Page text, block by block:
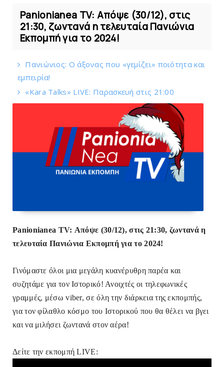
Panionianea TV: Απόψε (30/12), στις
21:30, ζωντανά η τελευταία Πανιώνια
Εκπομπή για το 2024!
Πανιώνιος: O άξονας που «γεμίζει» ποιότητα και
εμπειρία!
«Kara Talks» LIVE: Παρασκευή στις 21:00
Panionianea TV: Απόψε (30/12), στις 21:30, ζωντανά η
τελευταία Πανιώνια Εκπομπή για το 2024!
Γινόμαστε όλοι μια μεγάλη κυανέρυθρη παρέα και
συζητάμε για τον Ιστορικό! Ανοιχτές οι τηλεφωνικές
γραμμές, μέσω viber, σε όλη την διάρκεια της εκπομπής,
για τον φίλαθλο κόσμο του Ιστορικού που θα θέλει να βγει
και να μιλήσει ζωντανά στον αέρα!
Δείτε την εκπομπή LIVE: